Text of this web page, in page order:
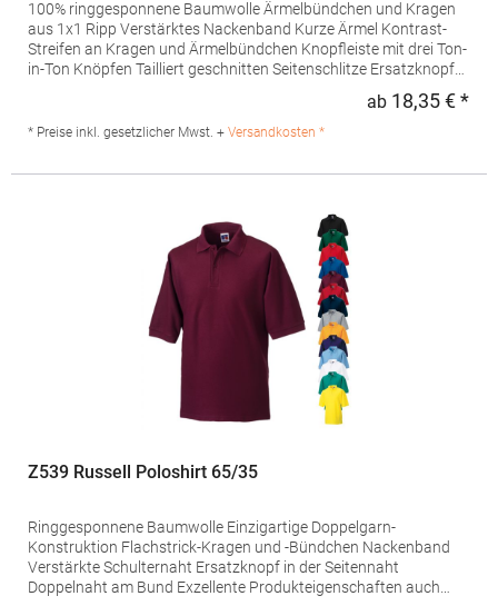
100% ringgesponnene Baumwolle Ärmelbündchen und Kragen
aus 1x1 Ripp Verstärktes Nackenband Kurze Ärmel Kontrast-
Streifen an Kragen und Ärmelbündchen Knopfleiste mit drei Ton-
in-Ton Knöpfen Tailliert geschnitten Seitenschlitze Ersatzknopf
g/m²Materialzusammensetzung: 100% Baumwolle (Grey
Melange/Orange: 85% Baumwolle / 15% Viskose) Artikelname:
ab 18,35 € *
* Preise inkl. gesetzlicher Mwst. + Versandkosten *
Z539 Russell Poloshirt 65/35
Ringgesponnene Baumwolle Einzigartige Doppelgarn-
Konstruktion Flachstrick-Kragen und -Bündchen Nackenband
Verstärkte Schulternaht Ersatzknopf in der Seitennaht
Doppelnaht am Bund Exzellente Produkteigenschaften auch